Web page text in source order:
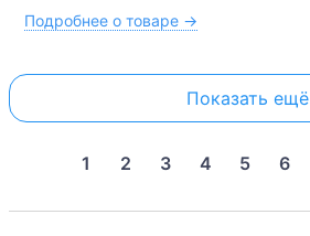
Подробнее о товаре →
Показать ещё
1 2 3 4 5 6